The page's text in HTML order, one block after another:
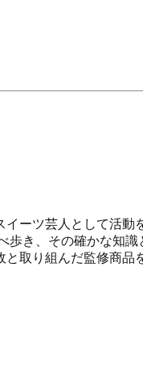
ーツ芸人として活動
き、その確かな知
取り組んだ監修商品